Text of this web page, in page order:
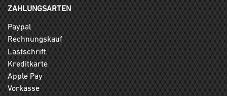
ZAHLUNGSARTEN
Paypal
Rechnungskauf
Lastschrift
Kreditkarte
Apple Pay
Vorkasse